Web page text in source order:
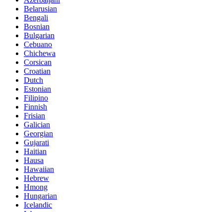
Belarusian
Bengali
Bosnian
Bulgarian
Cebuano
Chichewa
Corsican
Croatian
Dutch
Estonian
Filipino
Finnish
Frisian
Galician
Georgian
Gujarati
Haitian
Hausa
Hawaiian
Hebrew
Hmong
Hungarian
Icelandic